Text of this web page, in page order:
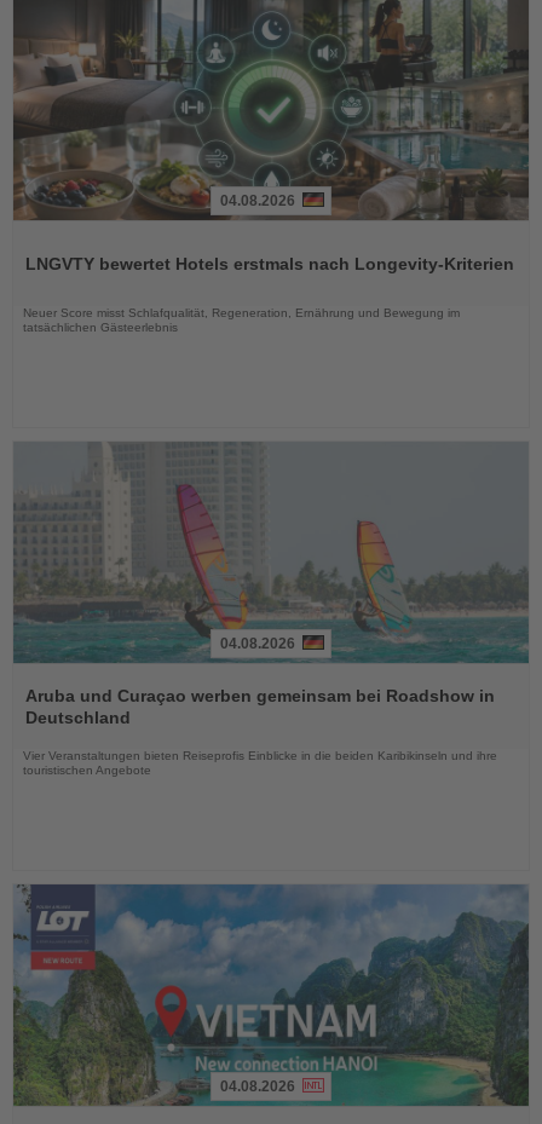
die
04.08.2026
LNGVTY bewertet Hotels erstmals nach Longevity-Kriterien
Neuer Score misst Schlafqualität, Regeneration, Ernährung und Bewegung im
tatsächlichen Gästeerlebnis
Sie
die
04.08.2026
Aruba und Curaçao werben gemeinsam bei Roadshow in
Deutschland
Vier Veranstaltungen bieten Reiseprofis Einblicke in die beiden Karibikinseln und ihre
touristischen Angebote
04.08.2026